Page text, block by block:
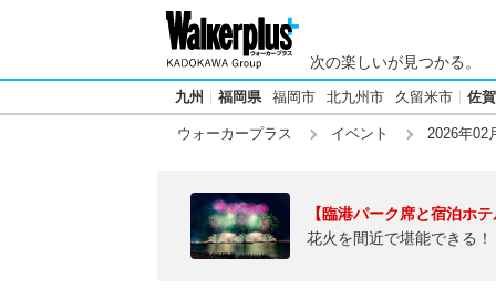
次の楽しいが見つかる。
九州 福岡県 福岡市 北九州市 久留米市 佐
ウォーカープラス イベント 2026年02
【臨港パーク席と宿泊ホ
花火を間近で堪能できる